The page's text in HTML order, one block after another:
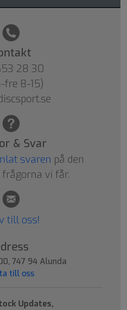
28 30
fre 8-15)
& Svar
svaren på den
vi får.
till oss!
747 94 Alunda
till oss
Updates,